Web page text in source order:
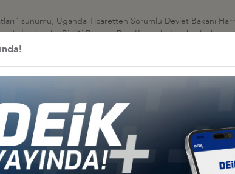
sunumu, Uganda Ticaretten Sorumlu Devlet Bakanı
İmalatçılar Birliği Başkanı Deo Kayemba'nın
İş Konseyi